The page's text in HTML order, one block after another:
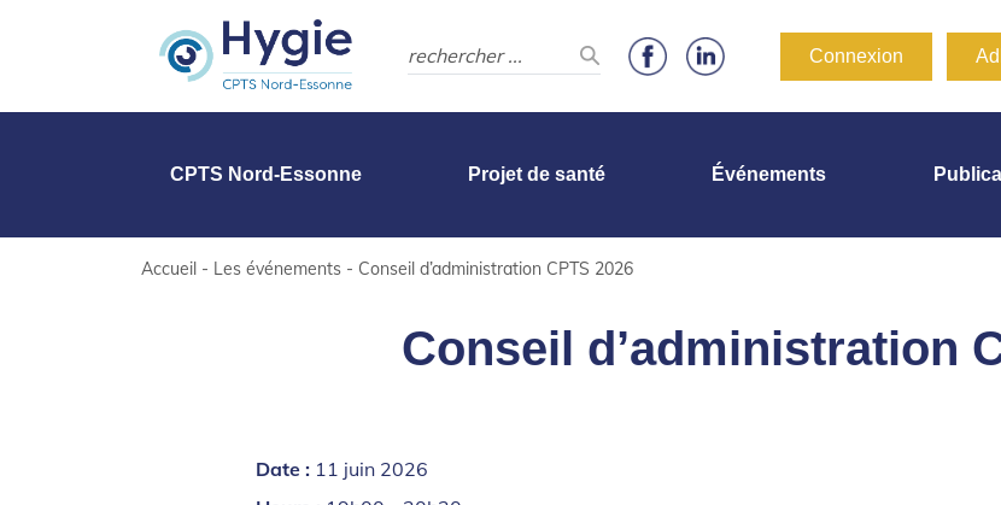
Connexion
CPTS Nord-Essonne Projet de santé Événements
Accueil - Les événements - Conseil d’administration CPTS 2026
Conseil d’administration
Date : 11 juin 2026